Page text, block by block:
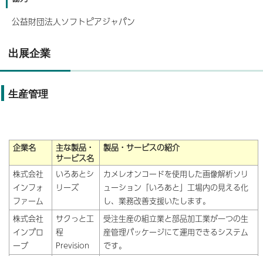
公益財団法人ソフトピアジャパン
出展企業
生産管理
企業名
主な製品・
サービス名
製品・サービスの紹介
株式会社
インフォ
ファーム
いろあとシ
リーズ
カメレオンコードを使用した画像解析ソリ
ューション「いろあと」工場内の見える化
し、業務改善支援いたします。
株式会社
インプロ
ーブ
サクっと工
程
Prevision
受注生産の組立業と部品加工業が一つの生
産管理パッケージにて運用できるシステム
です。